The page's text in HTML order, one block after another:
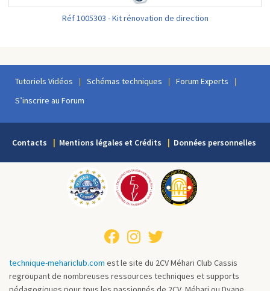
Réf 1005303 - Kit rénovation de direction
Tutoriels Vidéos Schémas techniques
Forum Experts
S’inscrire au Forum
Contacts Mentions légales et Crédits Données personnelles
technique-mehariclub.com est le site du 2CV Méhari Club Cassis
regroupant de nombreuses ressources techniques et supports